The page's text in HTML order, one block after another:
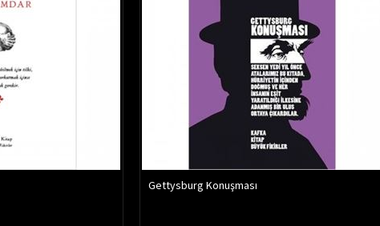
Gettysburg Konuşması